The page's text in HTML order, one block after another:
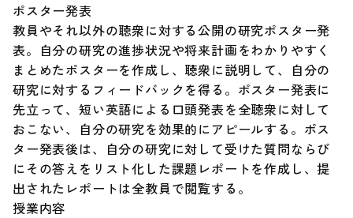
お問い合わせ
サイトポリシー
サイトマップ
情報公開
ポスター発表
教員やそれ以外の聴衆に対する公開の研究ポスター発
表。自分の研究の進捗状況や将来計画をわかりやすく
まとめたポスターを作成し、聴衆に説明して、自分の
研究に対するフィードバックを得る。ポスター発表に
先立って、短い英語による口頭発表を全聴衆に対して
おこない、自分の研究を効果的にアピールする。ポス
ター発表後は、自分の研究に対して受けた質問ならび
にその答えをリスト化した課題レポートを作成し、提
出されたレポートは全教員で閲覧する。
授業内容